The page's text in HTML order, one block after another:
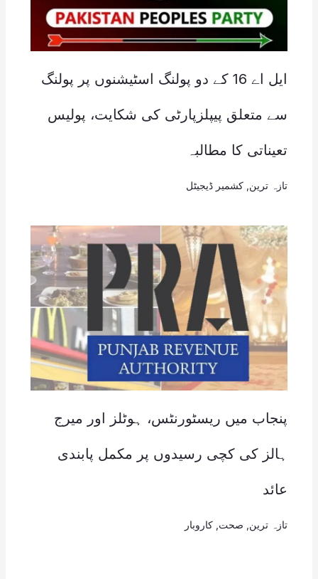
ایل اے 16 کے دو پولنگ اسٹیشنوں پر پولنگ
سے متعلق پیپلزپارٹی کی شکایت، پولیس
تعیناتی کا مطالبہ
تازہ ترین کشمیر ڈیجیٹل
پنجاب میں ریسٹورنٹس، ہوٹلز اور میرج
ہالز کی کچی رسیدوں پر مکمل پابندی
عائد
تازہ ترین صحت کاروبار